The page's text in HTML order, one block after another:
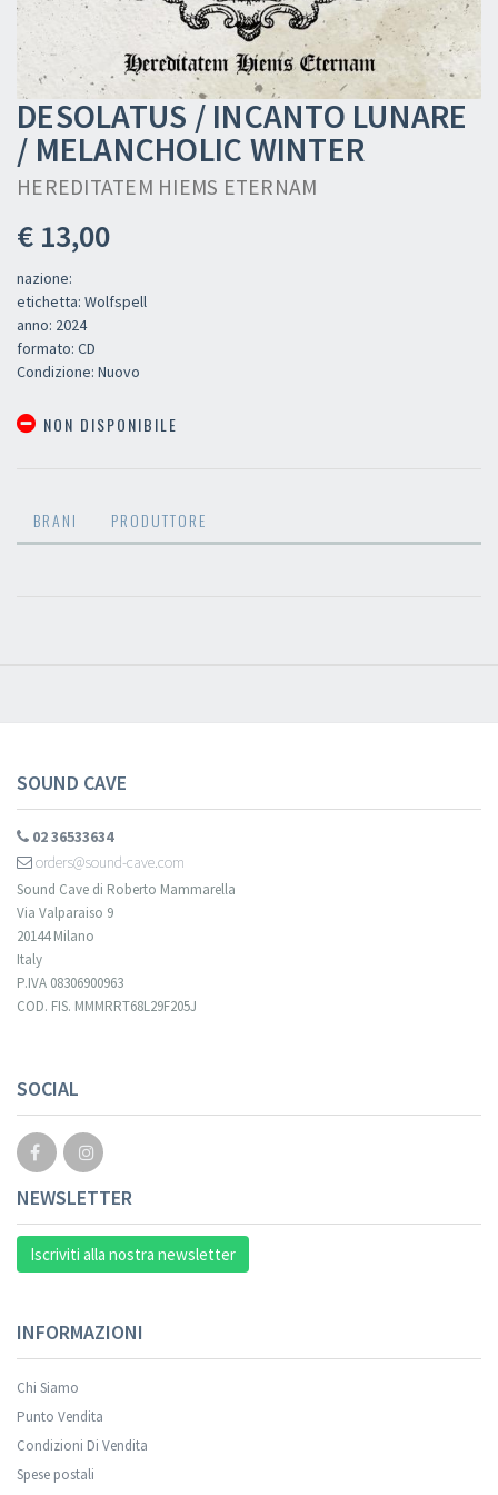
DESOLATUS / INCANTO LUNARE
/ MELANCHOLIC WINTER
HEREDITATEM HIEMS ETERNAM
€ 13,00
nazione:
etichetta: Wolfspell
anno: 2024
formato: CD
Condizione: Nuovo
NON DISPONIBILE
BRANI PRODUTTORE
SOUND CAVE
02 36533634
orders@sound-cave.com
Sound Cave di Roberto Mammarella
Via Valparaiso 9
20144 Milano
Italy
P.IVA 08306900963
COD. FIS. MMMRRT68L29F205J
SOCIAL
NEWSLETTER
Iscriviti alla nostra newsletter
INFORMAZIONI
Chi Siamo
Punto Vendita
Condizioni Di Vendita
Spese postali